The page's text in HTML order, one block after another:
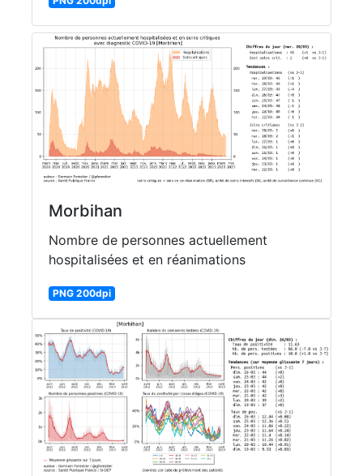
Morbihan
Nombre de personnes actuellement
hospitalisées et en réanimations
PNG 200dpi